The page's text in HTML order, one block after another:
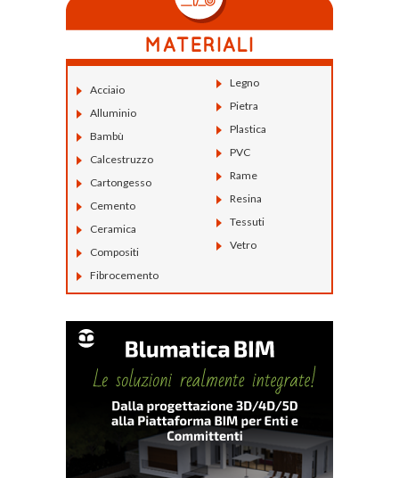
Acciaio
Alluminio
Bambù
Calcestruzzo
Cartongesso
Cemento
Ceramica
Compositi
Fibrocemento
Legno
Pietra
Plastica
PVC
Rame
Resina
Tessuti
Vetro